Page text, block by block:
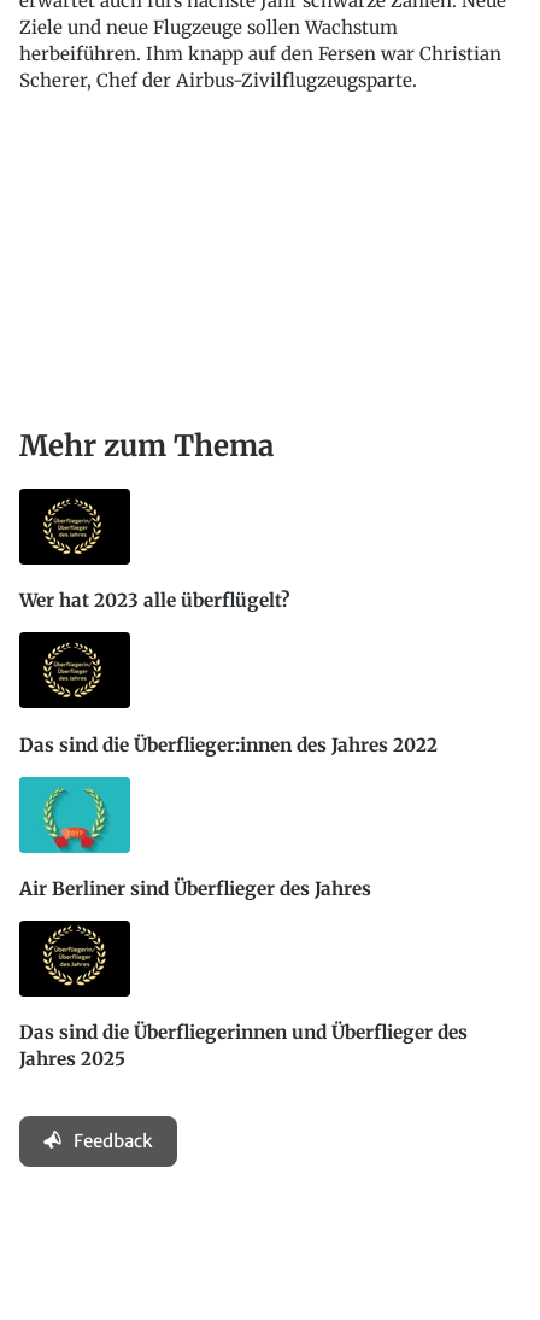
Ziele und neue Flugzeuge sollen Wachstum
herbeiführen. Ihm knapp auf den Fersen war Christian
Scherer, Chef der Airbus-Zivilflugzeugsparte.
Mehr zum Thema
Wer hat 2023 alle überflügelt?
Das sind die Überflieger:innen des Jahres 2022
Air Berliner sind Überflieger des Jahres
Das sind die Überfliegerinnen und Überflieger des
Jahres 2025
Feedback